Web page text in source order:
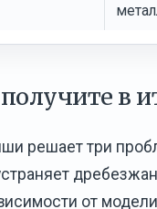
в
решает три
от модели